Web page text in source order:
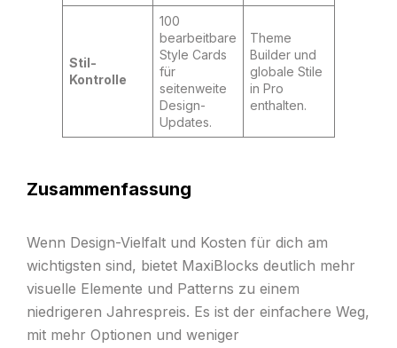
Stil-
Kontrolle
100
bearbeitbare
Style Cards
für
seitenweite
Design-
Updates.
Theme
Builder und
globale Stile
in Pro
enthalten.
Zusammenfassung
Wenn Design-Vielfalt und Kosten für dich am
wichtigsten sind, bietet MaxiBlocks deutlich mehr
visuelle Elemente und Patterns zu einem
niedrigeren Jahrespreis. Es ist der einfachere Weg,
mit mehr Optionen und weniger